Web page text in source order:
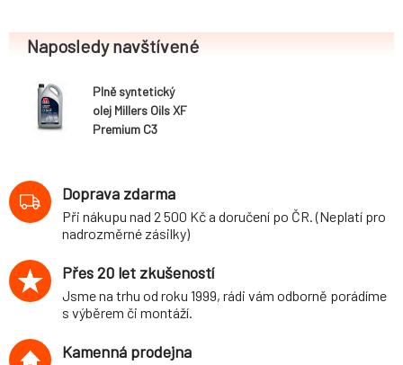
Naposledy navštívené
Plně syntetický
olej Millers Oils XF
Premium C3
Doprava zdarma
Při nákupu nad 2 500 Kč a doručení po ČR. (Neplatí pro
nadrozměrné zásilky)
Přes 20 let zkušeností
Jsme na trhu od roku 1999, rádi vám odborně porádíme
s výběrem či montáží.
Kamenná prodejna